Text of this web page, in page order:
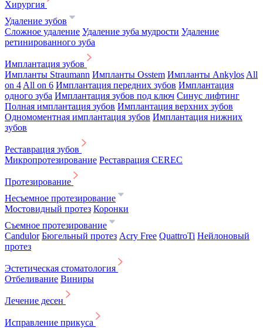
Хирургия
Удаление зубов
Сложное удаление Удаление зуба мудрости Удаление
ретинированного зуба
Имплантация зубов
Импланты Straumann Импланты Osstem Импланты Ankylos All
on 4 All on 6 Имплантация передних зубов Имплантация
одного зуба Имплантация зубов под ключ Синус лифтинг
Полная имплантация зубов Имплантация верхних зубов
Одномоментная имплантация зубов Имплантация нижних
зубов
Реставрация зубов
Микропротезирование Реставрация CEREC
Протезирование
Несъемное протезирование
Мостовидный протез Коронки
Съемное протезирование
Candulor Бюгельный протез Acry Free QuattroTi Нейлоновый
протез
Эстетическая стоматология
Отбеливание Виниры
Лечение десен
Исправление прикуса